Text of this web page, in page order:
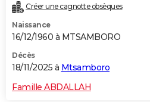
Créer une cagnotte obsèques
Naissance
16/12/1960 à MTSAMBORO
Décès
18/11/2025 à Mtsamboro
Famille ABDALLAH